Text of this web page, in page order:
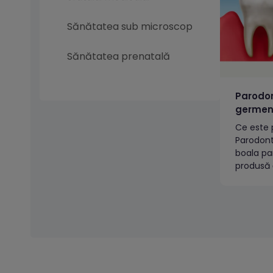
Sănătatea sub microscop
Sănătatea prenatală
Ce este
boala
produsă
timp,
este